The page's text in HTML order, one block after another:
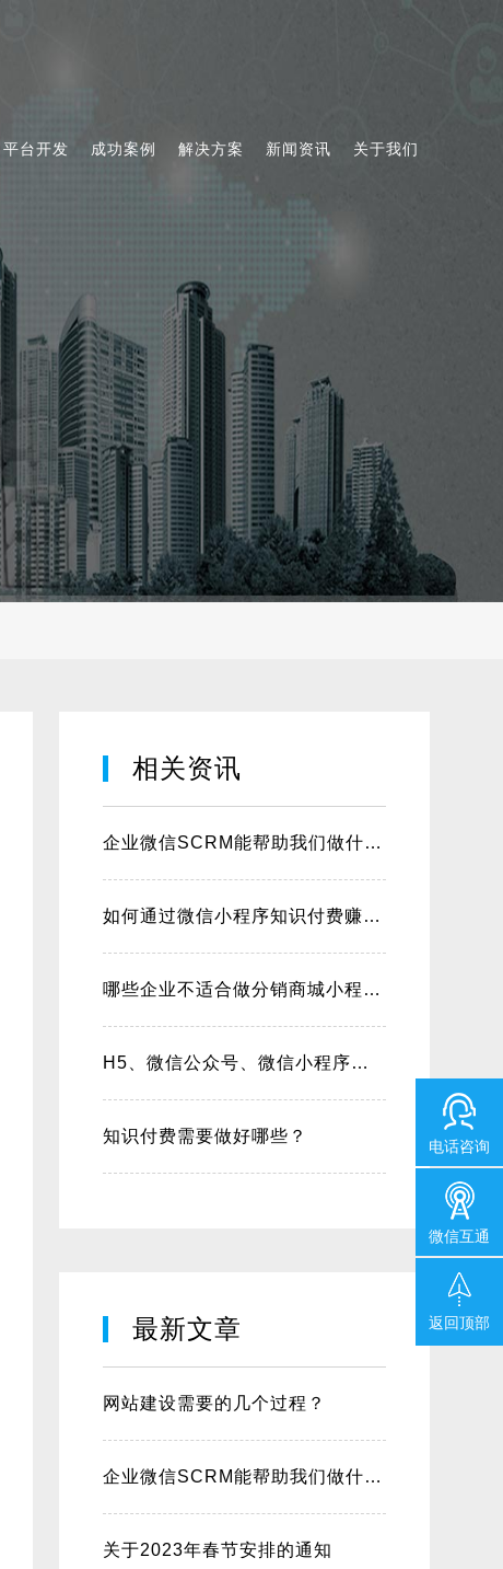
平台开发 成功案例 解决方案 新闻资讯 关于我们
相关资讯
企业微信SCRM能帮助我们做什么？
如何通过微信小程序知识付费赚钱？
哪些企业不适合做分销商城小程序？
H5、微信公众号、微信小程序的区别？
知识付费需要做好哪些？
最新文章
网站建设需要的几个过程？
企业微信SCRM能帮助我们做什么？
关于2023年春节安排的通知
电话咨询
微信互通
返回顶部